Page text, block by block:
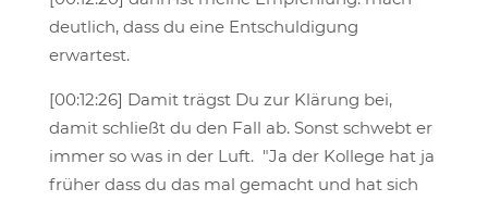
deutlich, dass du eine Entschuldigung
erwartest.
[00:12:26] Damit trägst Du zur Klärung bei,
damit schließt du den Fall ab. Sonst schwebt er
immer so was in der Luft. "Ja der Kollege hat ja
früher dass du das mal gemacht und hat sich